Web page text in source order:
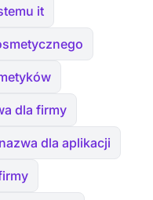
it
dla firmy
dla aplikacji